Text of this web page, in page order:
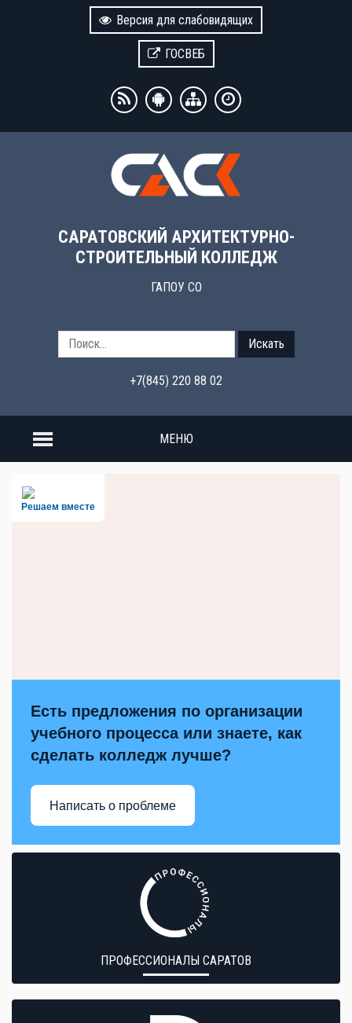
Версия для слабовидящих
ГОСВЕБ
САРАТОВСКИЙ АРХИТЕКТУРНО-
СТРОИТЕЛЬНЫЙ КОЛЛЕДЖ
ГАПОУ СО
Искать
+7(845) 220 88 02
МЕНЮ
Решаем вместе
Есть предложения по организации
учебного процесса или знаете, как
сделать колледж лучше?
Написать о проблеме
ПРОФЕССИОНАЛЫ САРАТОВ